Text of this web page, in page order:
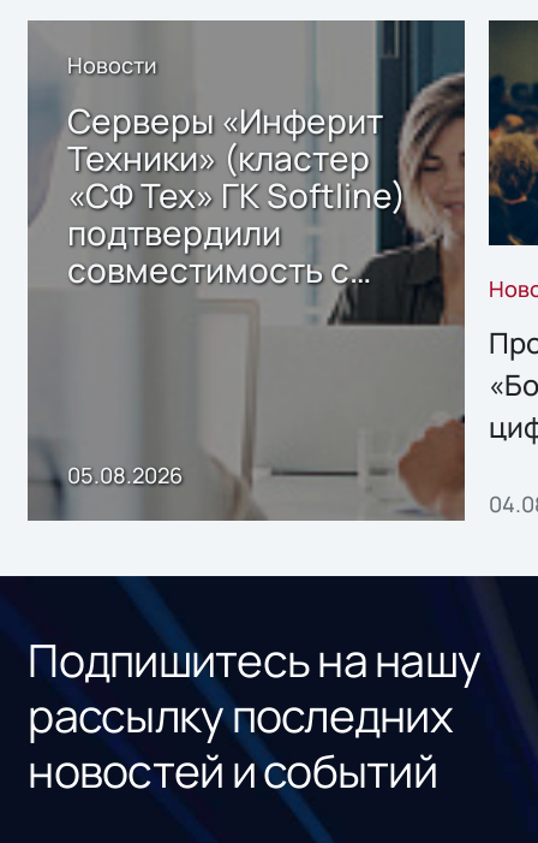
Новости
Серверы «Инферит
Техники» (кластер
«СФ Тех» ГК Softline)
подтвердили
совместимость с
решением Sharx
05.08.2026
Подпишитесь на нашу
рассылку последних
новостей и событий